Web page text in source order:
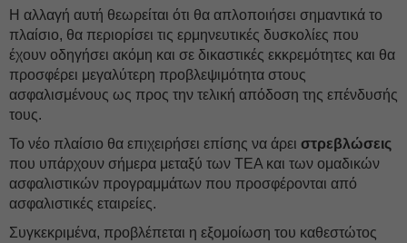
Η αλλαγή αυτή θεωρείται ότι θα απλοποιήσει σημαντικά το
πλαίσιο, θα περιορίσει τις ερμηνευτικές δυσκολίες που
έχουν οδηγήσει ακόμη και σε δικαστικές εκκρεμότητες και θα
προσφέρει μεγαλύτερη προβλεψιμότητα στους
ασφαλισμένους ως προς την τελική απόδοση της επένδυσής
τους.
Το νέο πλαίσιο θα επιχειρήσει επίσης να άρει στρεβλώσεις
που υπάρχουν σήμερα μεταξύ των ΤΕΑ και των ομαδικών
ασφαλιστικών προγραμμάτων που προσφέρονται από
ασφαλιστικές εταιρείες.
Συγκεκριμένα, προβλέπεται η εξομοίωση του καθεστώτος